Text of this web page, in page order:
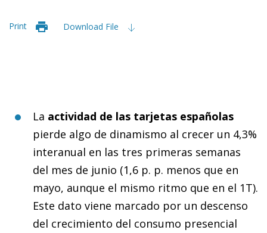
Print Download File
La actividad de las tarjetas españolas
pierde algo de dinamismo al crecer un 4,3%
interanual en las tres primeras semanas
del mes de junio (1,6 p. p. menos que en
mayo, aunque el mismo ritmo que en el 1T).
Este dato viene marcado por un descenso
del crecimiento del consumo presencial